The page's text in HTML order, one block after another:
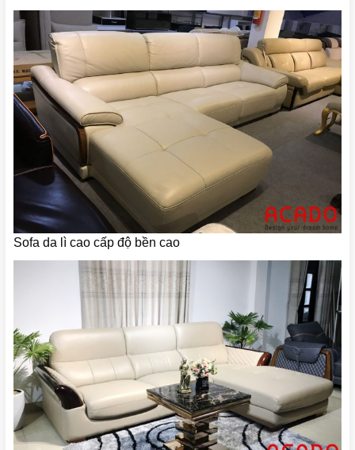
Sofa da lì cao cấp độ bền cao